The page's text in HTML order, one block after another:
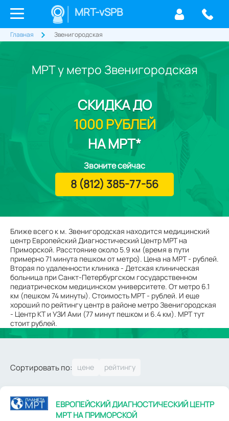
MRT-vSPB
Главная Звенигородская
МРТ у метро Звенигородская
Ближе всего к м. Звенигородская находится медицинский
центр Европейский Диагностический Центр МРТ на
Приморской. Расстояние около 5.9 км (время в пути
примерно 71 минута пешком от метро). Цена на МРТ - рублей.
Вторая по удаленности клиника - Детская клиническая
больница при Санкт-Петербургском государственном
педиатрическом медицинском университете. От метро 6.1
км (пешком 74 минуты). Стоимость МРТ - рублей. И еще
хороший по рейтингу центр в районе метро Звенигородская
- Центр КТ и УЗИ Ами (77 минут пешком и 6.4 км). МРТ тут
стоит рублей.
СКИДКАДО
1000 РУБЛЕЙ
НА МРТ*
Звоните сейчас
8 (812) 385-77-56
Сортировать по:
ЕВРОПЕЙСКИЙ ДИАГНОСТИЧЕСКИЙ ЦЕНТР
МРТ НА ПРИМОРСКОЙ